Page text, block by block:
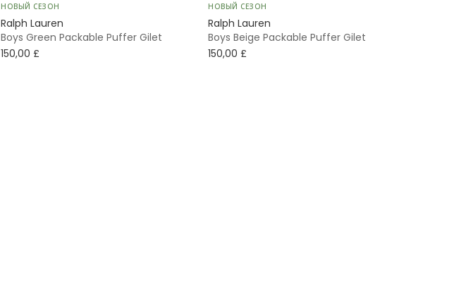
НОВЫЙ СЕЗОН
Ralph Lauren
Boys Green Packable Puffer Gilet
150,00 £
НОВЫЙ СЕЗОН
Ralph Lauren
Boys Beige Packable Puffer Gilet
150,00 £